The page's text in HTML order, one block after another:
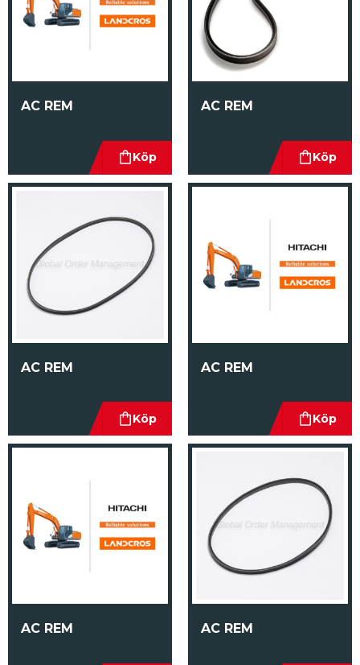
AC REM AC REM
AC REM AC REM
AC REM AC REM